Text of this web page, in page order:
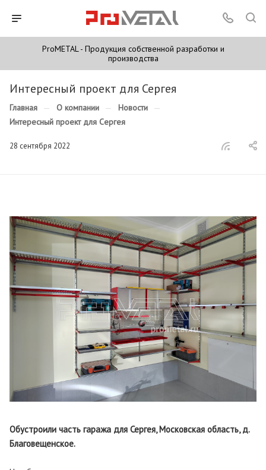
ProMETAL - Продукция собственной разработки и
производства
Интересный проект для Сергея
Главная — О компании — Новости —
Интересный проект для Сергея
28 сентября 2022
Обустроили часть гаража для Сергея, Московская область, д.
Благовещенское.